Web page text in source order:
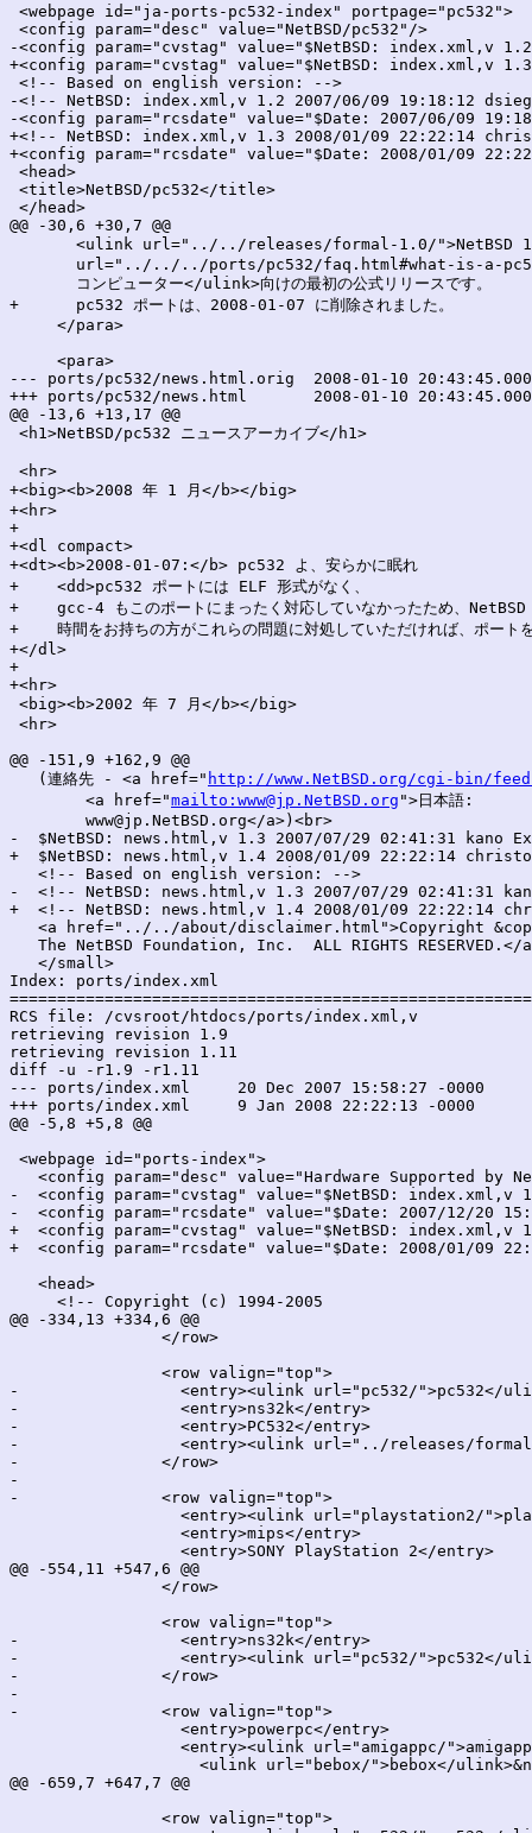
<webpage id="ja-ports-pc532-index" portpage="pc532">
<config param="desc" value="NetBSD/pc532"/>
-<config param="cvstag" value="$NetBSD: index.xml,v
+<config param="cvstag" value="$NetBSD: index.xml,v
<!-- Based on english version: -->
-<!-- NetBSD: index.xml,v 1.2 2007/06/09 19:18:12
-<config param="rcsdate" value="$Date: 2007/06/09
+<!-- NetBSD: index.xml,v 1.3 2008/01/09 22:22:14
+<config param="rcsdate" value="$Date: 2008/01/09
<head>
<title>NetBSD/pc532</title>
</head>
@@ -30,6 +30,7 @@
<ulink url="../../releases/formal-1.0/">NetBSD
url="../../../ports/pc532/faq.html#what-is-a-
       コンピューター</ulink>向けの最初の公式リリースです。
+      pc532 ポートは、2008-01-07 に削除されました。
     </para>
     <para>
--- ports/pc532/news.html.orig	2008-01-10 20:43:45.000000000 +0900
+++ ports/pc532/news.html	2008-01-10 20:43:45.000000000 +0900
@@ -13,6 +13,17 @@
<h1>NetBSD/pc532 ニュースアーカイブ</h1>
<hr>
+<big><b>2008 年 1 月</b></big>
+<hr>
+
+<dl compact>
+<dt><b>2008-01-07:</b> pc532 よ、安らかに眠れ
+    <dd>pc532 ポートには ELF 形式がなく、
+    gcc-4 もこのポートにまったく対応していなかったため、NetBSD
+    時間をお持ちの方がこれらの問題に対処していただければ、ポート
+</dl>
+
+<hr>
<big><b>2002 年 7 月</b></big>
<hr>
@@ -151,9 +162,9 @@
   (連絡先 - <a href="
http://www.NetBSD.org/cgi-bin/
        <a href="
mailto:www@jp.NetBSD.org ">日本語:
        www@jp.NetBSD.org</a>)<br>
-  $NetBSD: news.html,v 1.3 2007/07/29 02:41:31 kano
+  $NetBSD: news.html,v 1.4 2008/01/09 22:22:14
   <!-- Based on english version: -->
-  <!-- NetBSD: news.html,v 1.3 2007/07/29 02:41:31
+  <!-- NetBSD: news.html,v 1.4 2008/01/09 22:22:14
<a href="../../about/disclaimer.html">Copyright
The NetBSD Foundation, Inc.  ALL RIGHTS RESERVED.</
   </small>
Index: ports/index.xml
RCS file: /cvsroot/htdocs/ports/index.xml,v
retrieving revision 1.9
retrieving revision 1.11
diff -u -r1.9 -r1.11
--- ports/index.xml	20 Dec 2007 15:58:27 -0000	1.9
+++ ports/index.xml	9 Jan 2008 22:22:13 -0000	1.11
@@ -5,8 +5,8 @@
<webpage id="ports-index">
<config param="desc" value="Hardware Supported by
-  <config param="cvstag" value="$NetBSD: index.xml,v
-  <config param="rcsdate" value="$Date: 2007/12/20
+  <config param="cvstag" value="$NetBSD:
+  <config param="rcsdate" value="$Date: 2008/01/09
   <head>
     <!-- Copyright (c) 1994-2005
@@ -334,13 +334,6 @@
-		  <entry><ulink url="pc532/">pc532</ulink></entry>
-		  <entry>ns32k</entry>
-		  <entry>PC532</entry>
-		  <entry><ulink url="../releases/formal-1.5/">1.5</ulink></entry>
-		</row>
-
-		<row valign="top">
@@ -554,11 +547,6 @@
-		  <entry>ns32k</entry>
-		  <entry><ulink url="pc532/">pc532</ulink></entry>
-		</row>
-
-		<row valign="top">
@@ -659,7 +647,7 @@